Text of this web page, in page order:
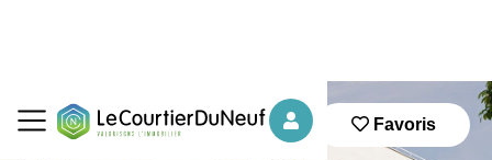
Favoris